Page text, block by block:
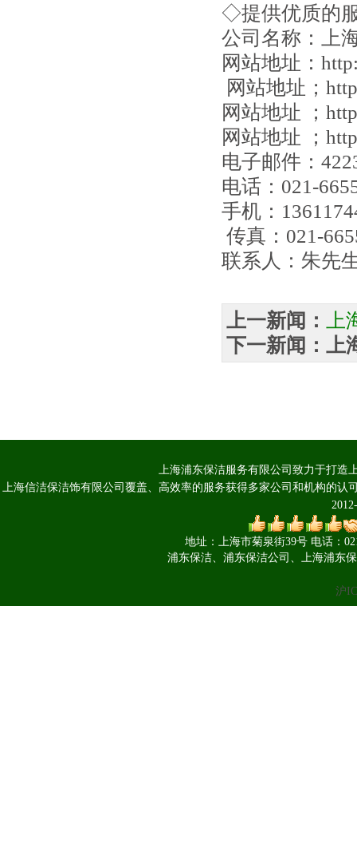
◇提供优质的
公司名称：
上
网站地址：
网站地址；
网站地址 ；
网站地址 ；
电子邮件：
电话 ：021-
手机：
传真 ：021-
联系人：朱先
上一新闻：
下一新闻： 上
上海浦东保洁服务有限公司致力于打造
上海信洁保洁饰有限公司覆盖、高效率的服务获得多家公司和机构的认
地址：上海市菊泉街39号 电话：
浦东保洁、浦东保洁公司、上海浦东
沪